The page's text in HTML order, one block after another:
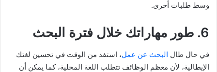
وسط طلبات أخرى.
6. طور مهاراتك خلال فترة البحث
في حال طال البحث عن عمل، استفد من الوقت في تحسين لغتك
الإيطالية، لأن معظم الوظائف تتطلب اللغة المحلية، كما يمكن أن